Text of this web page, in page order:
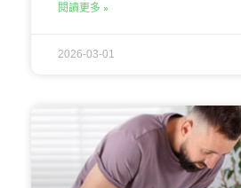
閱讀更多 »
2026-03-01